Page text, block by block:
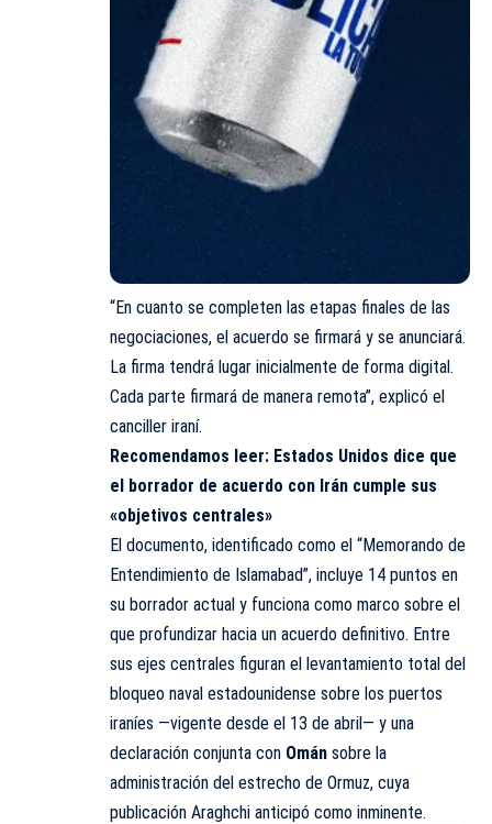
“En cuanto se completen las etapas finales de las
negociaciones, el acuerdo se firmará y se anunciará.
La firma tendrá lugar inicialmente de forma digital.
Cada parte firmará de manera remota”, explicó el
canciller iraní.
Recomendamos leer: Estados Unidos dice que
el borrador de acuerdo con Irán cumple sus
«objetivos centrales»
El documento, identificado como el “Memorando de
Entendimiento de Islamabad”, incluye 14 puntos en
su borrador actual y funciona como marco sobre el
que profundizar hacia un acuerdo definitivo. Entre
sus ejes centrales figuran el levantamiento total del
bloqueo naval estadounidense sobre los puertos
iraníes —vigente desde el 13 de abril— y una
declaración conjunta con Omán sobre la
administración del estrecho de Ormuz, cuya
publicación Araghchi anticipó como inminente.